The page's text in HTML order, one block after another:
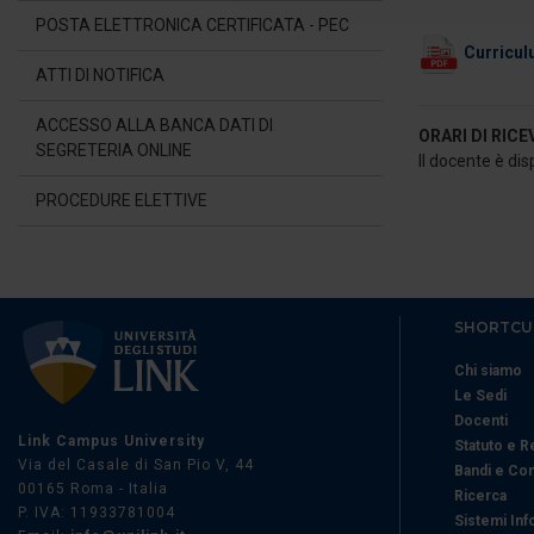
di analisi dei dati web,
che hanno raccolto dal suo
POSTA ELETTRONICA CERTIFICATA - PEC
ATTI DI NOTIFICA
ACCESSO ALLA BANCA DATI DI
SEGRETERIA ONLINE
PROCEDURE ELETTIVE
ORARI DI
Il docente è
Link Campus University
Via del Casale di San Pio V, 44
00165 Roma - Italia
P. IVA: 11933781004
Chi siamo
Le Sedi
Docenti
Statuto e
Bandi e
Ricerca
Sistemi